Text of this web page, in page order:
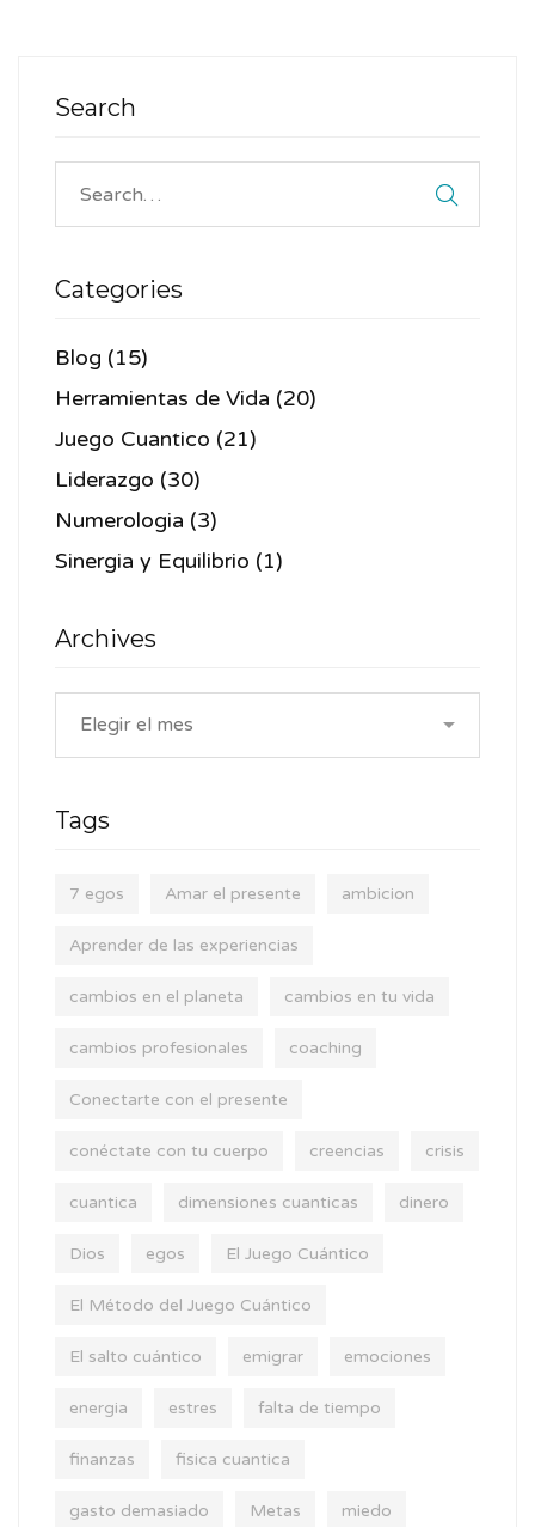
Search
Categories
Blog (15)
Herramientas de Vida (20)
Juego Cuantico (21)
Liderazgo (30)
Numerologia (3)
Sinergia y Equilibrio (1)
Archives
Tags
7 egos Amar el presente ambicion
Aprender de las experiencias
cambios en el planeta cambios en tu vida
cambios profesionales coaching
Conectarte con el presente
conéctate con tu cuerpo creencias crisis
cuantica dimensiones cuanticas dinero
Dios egos El Juego Cuántico
El Método del Juego Cuántico
El salto cuántico emigrar emociones
energia estres falta de tiempo
finanzas fisica cuantica
gasto demasiado Metas miedo